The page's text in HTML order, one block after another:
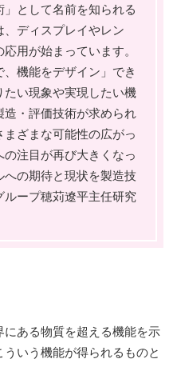
として名前を知られる
ディスプレイやレン
用が始まっています。
、機能をデザイン」でき
たい現象や実現したい機
・評価技術が求められ
ざまな可能性の広がっ
注目が再び大きくなっ
の期待と現状を製造技
ープ穂苅遼平主任研究
ある物質を超える機能を示
いう機能が得られるものと